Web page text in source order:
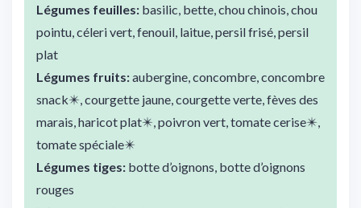
Légumes feuilles: basilic, bette, chou chinois, chou
pointu, céleri vert, fenouil, laitue, persil frisé, persil
plat
Légumes fruits:aubergine, concombre, concombre
snack✴️, courgette jaune, courgette verte, fèves des
marais, haricot plat✴️, poivron vert, tomate cerise✴️,
tomate spéciale✴️
Légumes tiges: botte d’oignons, botte d’oignons
rouges